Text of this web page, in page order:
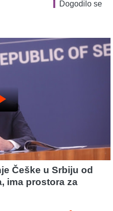
Dogodilo se
Češke u Srbiju od
ima prostora za